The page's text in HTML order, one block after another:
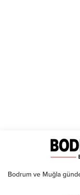
Bodrum ve Muğla